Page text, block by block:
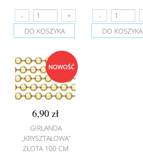
DO KOSZYKA DO KOSZYKA
6,90 zł
GIRLANDA
„KRYSZTAŁOWA”
ZŁOTA 100 CM